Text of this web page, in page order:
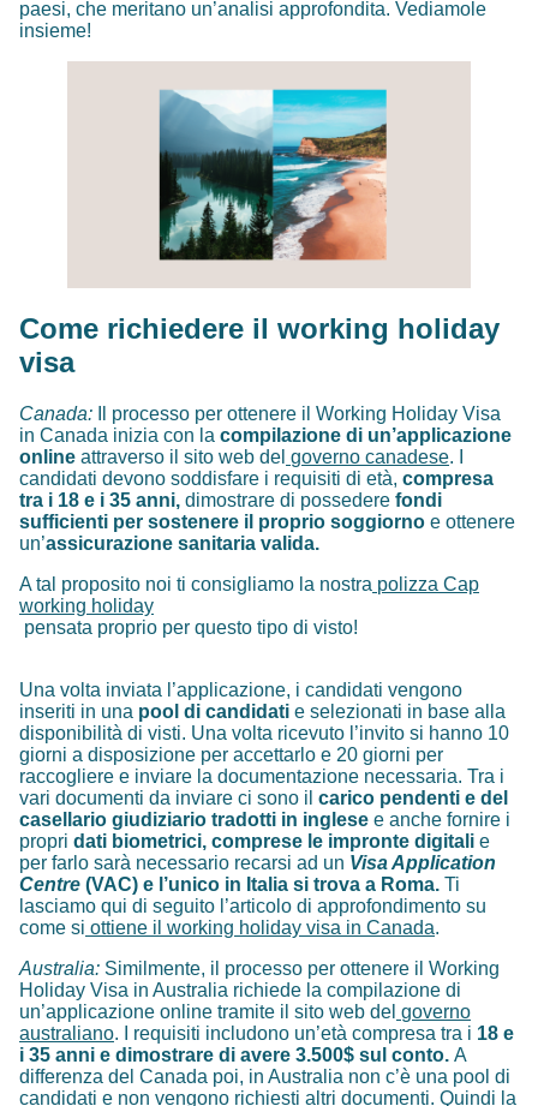
paesi, che meritano un’analisi approfondita. Vediamole
insieme!
Come richiedere il working holiday
visa
Canada: Il processo per ottenere il Working Holiday Visa
in Canada inizia con la compilazione di un’applicazione
online attraverso il sito web del governo canadese. I
candidati devono soddisfare i requisiti di età, compresa
tra i 18 e i 35 anni, dimostrare di possedere fondi
sufficienti per sostenere il proprio soggiorno e ottenere
un’assicurazione sanitaria valida.
A tal proposito noi ti consigliamo la nostra polizza Cap
working holiday
pensata proprio per questo tipo di visto!
Una volta inviata l’applicazione, i candidati vengono
inseriti in una pool di candidati e selezionati in base alla
disponibilità di visti. Una volta ricevuto l’invito si hanno 10
giorni a disposizione per accettarlo e 20 giorni per
raccogliere e inviare la documentazione necessaria. Tra i
vari documenti da inviare ci sono il carico pendenti e del
casellario giudiziario tradotti in inglese e anche fornire i
propri dati biometrici, comprese le impronte digitali e
per farlo sarà necessario recarsi ad un Visa Application
Centre (VAC) e l’unico in Italia si trova a Roma. Ti
lasciamo qui di seguito l’articolo di approfondimento su
come si ottiene il working holiday visa in Canada.
Australia: Similmente, il processo per ottenere il Working
Holiday Visa in Australia richiede la compilazione di
un’applicazione online tramite il sito web del governo
australiano. I requisiti includono un’età compresa tra i 18 e
i 35 anni e dimostrare di avere 3.500$ sul conto. A
differenza del Canada poi, in Australia non c’è una pool di
candidati e non vengono richiesti altri documenti. Quindi la